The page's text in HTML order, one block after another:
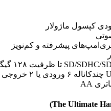
کپسول ماژولار